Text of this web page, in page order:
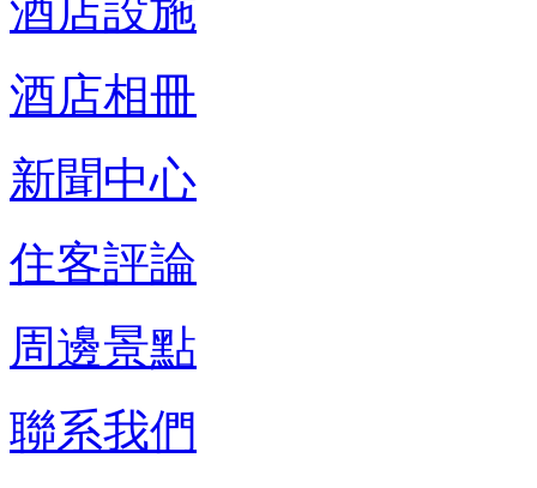
酒店設施
酒店相冊
新聞中心
住客評論
周邊景點
聯系我們